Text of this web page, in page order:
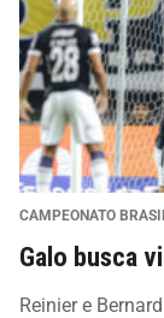
CAMPEONATO
Galo busca
Reinier e